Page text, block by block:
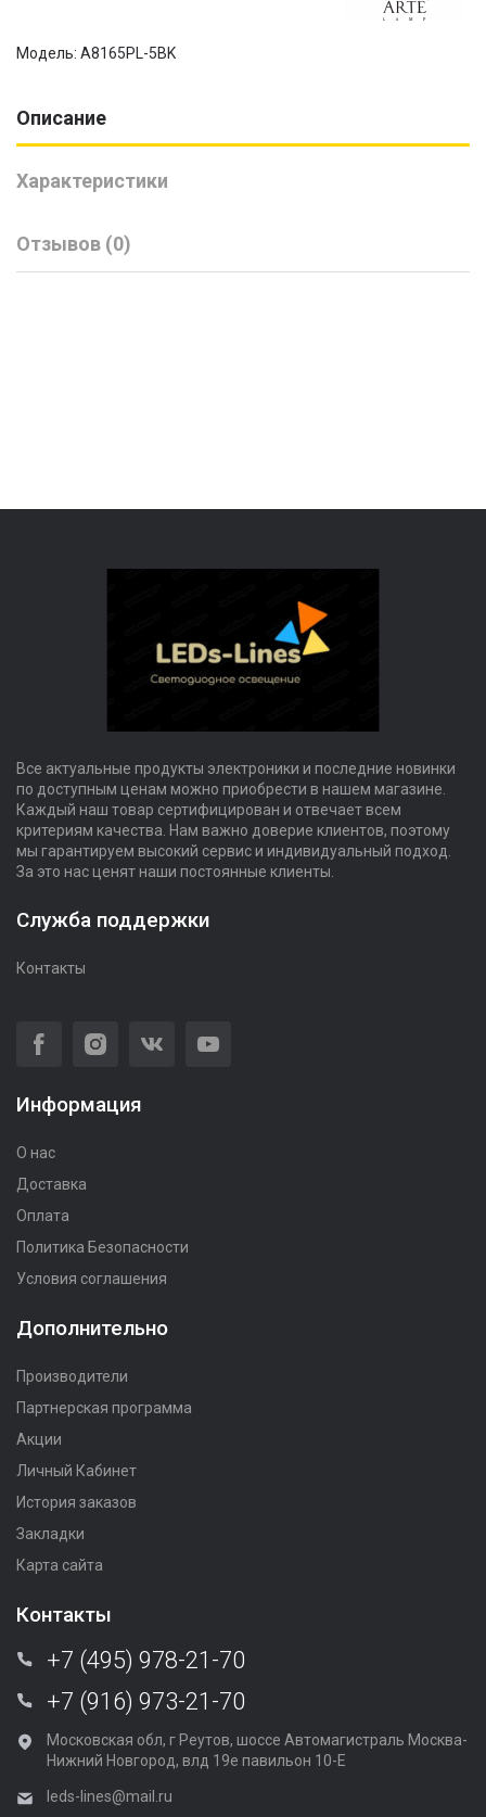
Модель: A8165PL-5BK
Описание
Характеристики
Отзывов (0)
Все актуальные продукты электроники и последние новинки
по доступным ценам можно приобрести в нашем магазине.
Каждый наш товар сертифицирован и отвечает всем
критериям качества. Нам важно доверие клиентов, поэтому
мы гарантируем высокий сервис и индивидуальный подход.
За это нас ценят наши постоянные клиенты.
Служба поддержки
Контакты
Информация
О нас
Доставка
Оплата
Политика Безопасности
Условия соглашения
Дополнительно
Производители
Партнерская программа
Акции
Личный Кабинет
История заказов
Закладки
Карта сайта
Контакты
+7 (495) 978-21-70
+7 (916) 973-21-70
Московская обл, г Реутов, шоссе Автомагистраль Москва-
Нижний Новгород, влд 19е павильон 10-Е
leds-lines@mail.ru